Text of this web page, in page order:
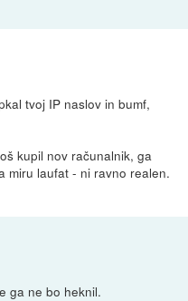
tvoj IP naslov in bumf,
kupil nov računalnik, ga
miru laufat - ni ravno realen.
ga ne bo heknil.